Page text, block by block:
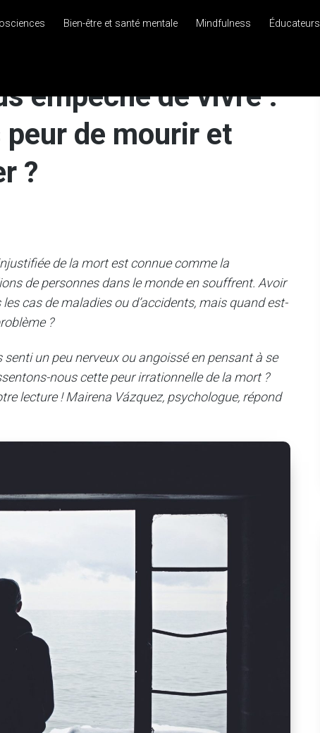
Bien-être et santé mentale Mindfulness Éducateurs
empêche de vivre :
de mourir et
?
de la mort est connue comme la
de personnes dans le monde en souffrent. Avoir
cas de maladies ou d’accidents, mais quand est-
?
senti un peu nerveux ou angoissé en pensant à se
nous cette peur irrationnelle de la mort ?
lecture ! Mairena Vázquez, psychologue, répond